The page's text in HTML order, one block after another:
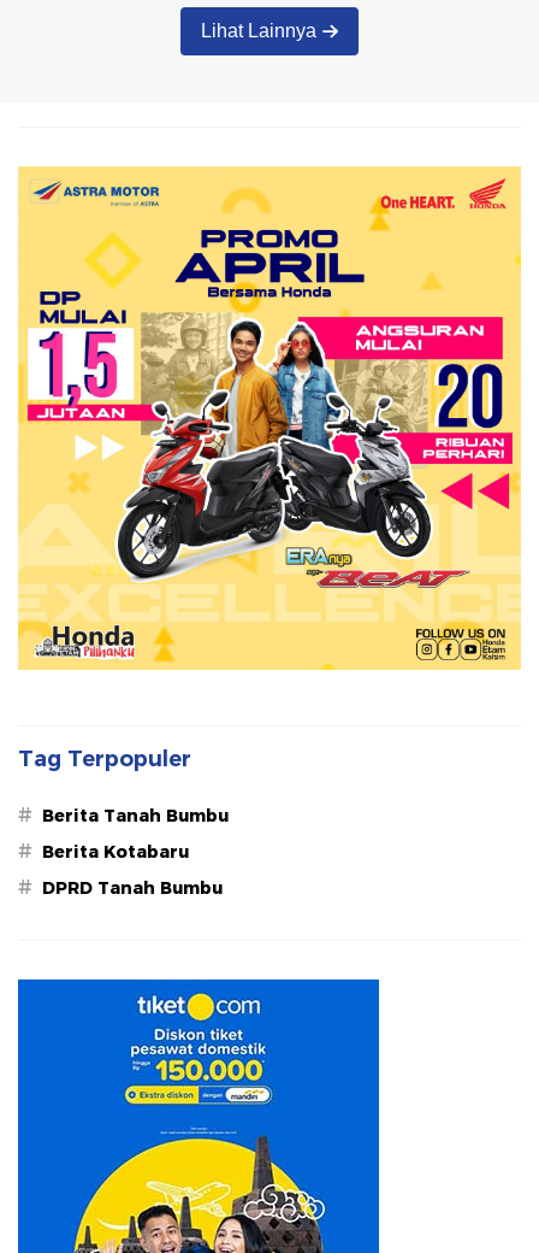
Lihat Lainnya
Tag Terpopuler
# Berita Tanah Bumbu
# Berita Kotabaru
# DPRD Tanah Bumbu